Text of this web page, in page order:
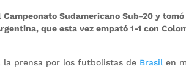
Sudamericano Sub-20 y
que esta vez empató 1-1 con
la prensa por los futbolistas de Brasil en